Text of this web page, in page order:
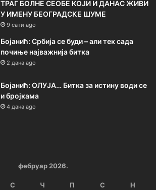
ТРАГ БОЛНЕ СЕОБЕ КОЈИ И ДАНАС ЖИВИ
У ИМЕНУ БЕОГРАДСКЕ ШУМЕ
9 сати ago
Бојанић: Србија се буди – али тек сада
почиње најважнија битка
2 дана ago
Бојанић: ОЛУЈА… Битка за истину води се
и бројкама
4 дана ago
фебруар 2026.
С Ч П С Н